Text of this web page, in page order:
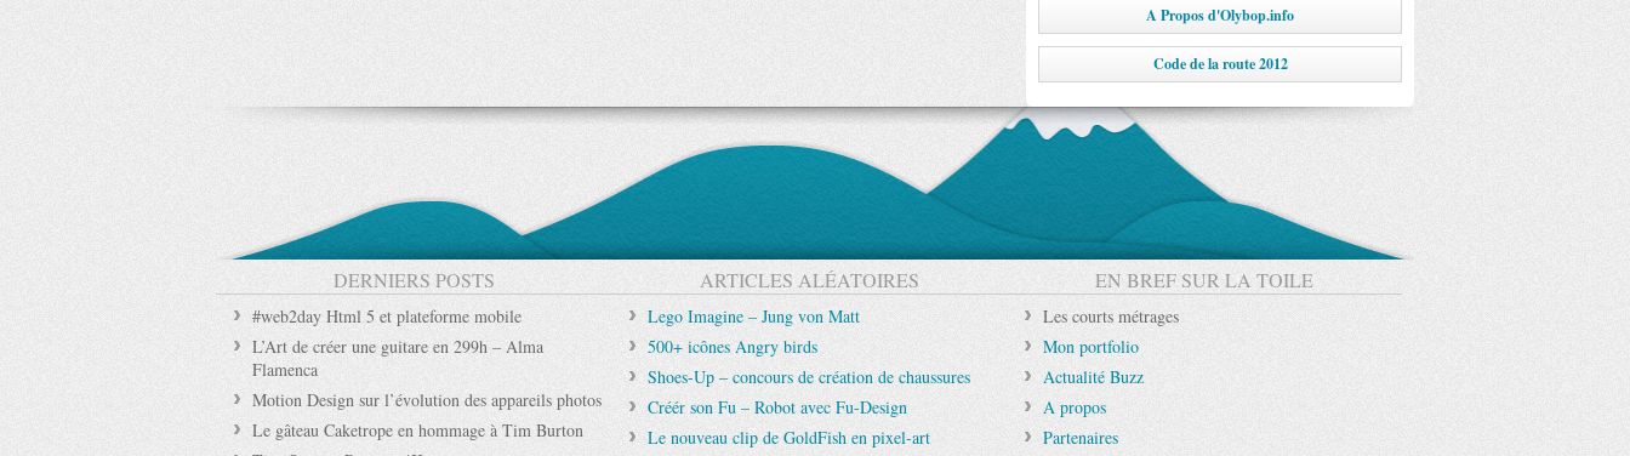
A Propos d'Olybop.info
Code de la route 2012
DERNIERS POSTS
#web2day Html 5 et plateforme mobile
L’Art de créer une guitare en 299h – Alma
Flamenca
Motion Design sur l’évolution des appareils photos
Le gâteau Caketrope en hommage à Tim Burton
ARTICLES ALÉATOIRES
Lego Imagine – Jung von Matt
500+ icônes Angry birds
Shoes-Up – concours de création de chaussures
Créér son Fu – Robot avec Fu-Design
Le nouveau clip de GoldFish en pixel-art
EN BREF SUR LA TOILE
Les courts métrages
Mon portfolio
Actualité Buzz
A propos
Partenaires